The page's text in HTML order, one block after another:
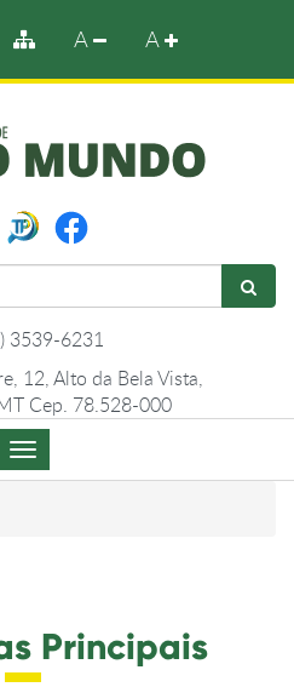
A A
3539-6231
12, Alto da Bela Vista,
Cep. 78.528-000
Menu
de
Principais